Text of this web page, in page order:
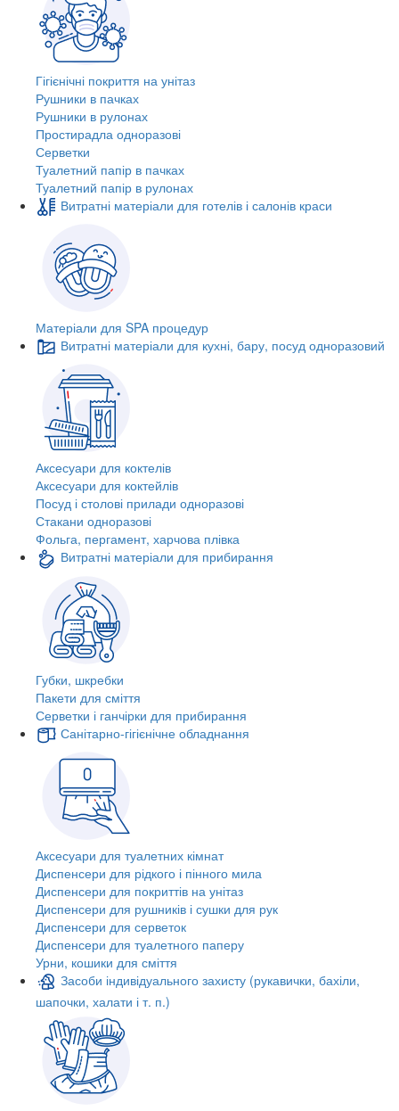
Гігієнічні покриття на унітаз
Рушники в пачках
Рушники в рулонах
Простирадла одноразові
Серветки
Туалетний папір в пачках
Туалетний папір в рулонах
Витратні матеріали для готелів і салонів краси
Матеріали для SPA процедур
Витратні матеріали для кухні, бару, посуд одноразовий
Аксесуари для коктелів
Аксесуари для коктейлів
Посуд і столові прилади одноразові
Стакани одноразові
Фольга, пергамент, харчова плівка
Витратні матеріали для прибирання
Губки, шкребки
Пакети для сміття
Серветки і ганчірки для прибирання
Санітарно-гігієнічне обладнання
Аксесуари для туалетних кімнат
Диспенсери для рідкого і пінного мила
Диспенсери для покриттів на унітаз
Диспенсери для рушників і сушки для рук
Диспенсери для серветок
Диспенсери для туалетного паперу
Урни, кошики для сміття
Засоби індивідуального захисту (рукавички, бахіли,
шапочки, халати і т. п.)